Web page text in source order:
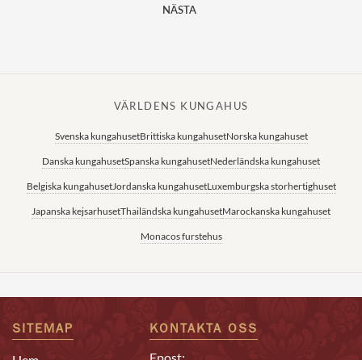
NÄSTA
VÄRLDENS KUNGAHUS
Svenska kungahusetBrittiska kungahusetNorska kungahuset
Danska kungahusetSpanska kungahusetNederländska kungahuset
Belgiska kungahusetJordanska kungahusetLuxemburgska storhertighuset
Japanska kejsarhusetThailändska kungahusetMarockanska kungahuset
Monacos furstehus
SITEMAP KONTAKTA OSS